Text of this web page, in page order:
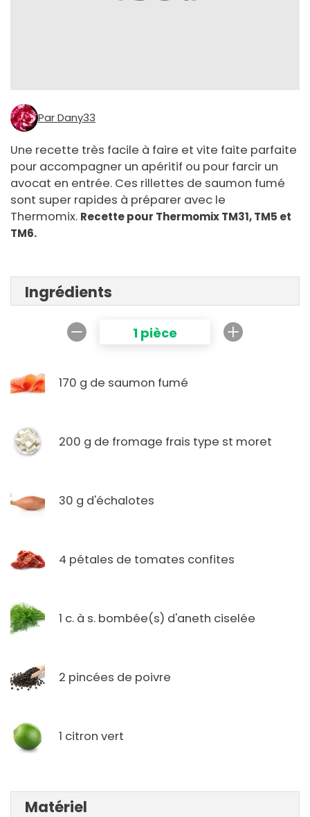
Par Dany33
Une recette très facile à faire et vite faite parfaite
pour accompagner un apéritif ou pour farcir un
avocat en entrée. Ces rillettes de saumon fumé
sont super rapides à préparer avec le
Thermomix. Recette pour Thermomix TM31, TM5 et
TM6.
Ingrédients
1 pièce
170 g de saumon fumé
200 g de fromage frais type st moret
30 g d'échalotes
4 pétales de tomates confites
1 c. à s. bombée(s) d'aneth ciselée
2 pincées de poivre
1 citron vert
Matériel